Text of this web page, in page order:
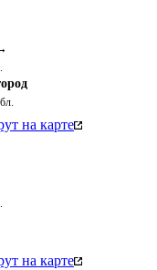
на карте
на карте